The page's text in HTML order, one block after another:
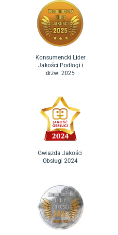
Konsumencki Lider
Jakości Podłogi i
drzwi 2025
Gwiazda Jakości
Obsługi 2024